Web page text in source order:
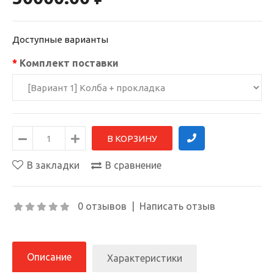
Доступные варианты
Комплект поставки
В закладки В сравнение
0 отзывов Написать отзыв
Описание Характеристики